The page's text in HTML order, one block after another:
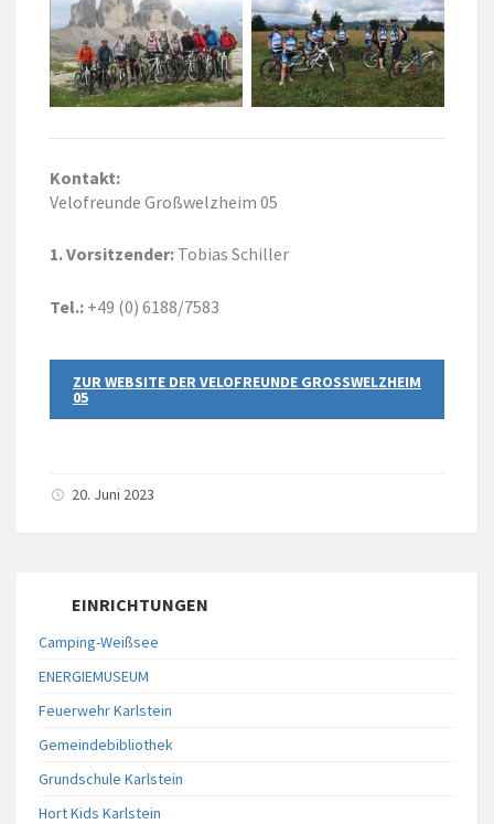
Kontakt:
Velofreunde Großwelzheim 05
1. Vorsitzender: Tobias Schiller
Tel.: +49 (0) 6188/7583
ZUR WEBSITE DER VELOFREUNDE GROSSWELZHEIM 0
5
20. Juni 2023
EINRICHTUNGEN
Camping-Weißsee
ENERGIEMUSEUM
Feuerwehr Karlstein
Gemeindebibliothek
Grundschule Karlstein
Hort Kids Karlstein